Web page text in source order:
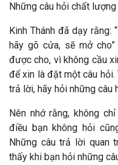
Những câu hỏi chất
Kinh Thánh đã dạy rằng:
hãy gõ cửa, sẽ mở
được cho, vì không cầu
để xin là đặt một câu
trả lời, hãy hỏi những câu
Nên nhớ rằng, không
điều bạn không hỏi
Những câu trả lời quan
thấy khi bạn hỏi những